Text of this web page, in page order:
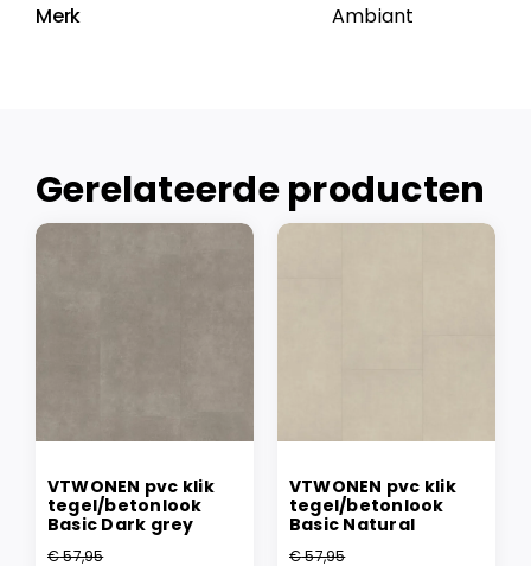
Merk
Ambiant
Gerelateerde producten
VTWONEN pvc klik
tegel/betonlook
Basic Dark grey
€57,95
VTWONEN pvc klik
tegel/betonlook
Basic Natural
€57,95